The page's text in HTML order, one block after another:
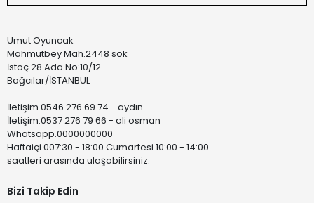
Umut Oyuncak
Mahmutbey Mah.2448 sok
İstoç 28.Ada No:10/12
Bağcılar/İSTANBUL
İletişim.0546 276 69 74 - aydın
İletişim.0537 276 79 66 - ali osman
Whatsapp.0000000000
Haftaiçi 007:30 - 18:00 Cumartesi 10:00 - 14:00
saatleri arasında ulaşabilirsiniz.
Bizi Takip Edin